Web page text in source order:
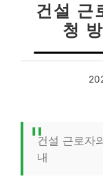
건설 근
청
건설 근로자
내